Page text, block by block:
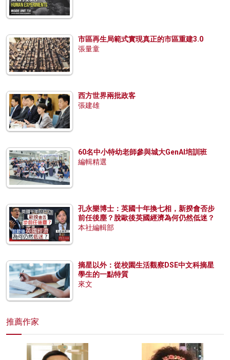
市區再生局範式實現真正的市區重建3.0
張量童
西方世界兩批政客
張建雄
60名中小特幼老師參與城大GenAI培訓班
編輯精選
孔永樂博士：英國十年換七相，新揆會否步
前任後塵？脫歐後英國經濟為何仍然低迷？
本社編輯部
摘星以外：從校園生活觀察DSE中文科摘星
學生的一點特質
來文
推薦作家